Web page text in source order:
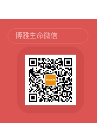
博雅生命微信